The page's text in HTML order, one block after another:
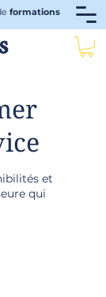
formations
et
qui